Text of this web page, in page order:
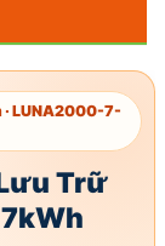
LUNA2000-7-
Trữ
7kWh